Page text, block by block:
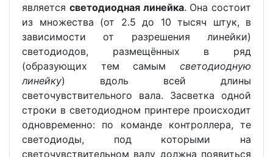
является светодиодная линейка. Она состоит
из множества (от 2.5 до 10 тысяч штук, в
зависимости от разрешения линейки)
светодиодов, размещённых в ряд
(образующих тем самым светодиодную
линейку) вдоль всей длины
светочувствительного вала. Засветка одной
строки в светодиодном принтере происходит
одновременно: по команде контроллера, те
светодиоды, под которыми на
светочувствительном валу должна появиться